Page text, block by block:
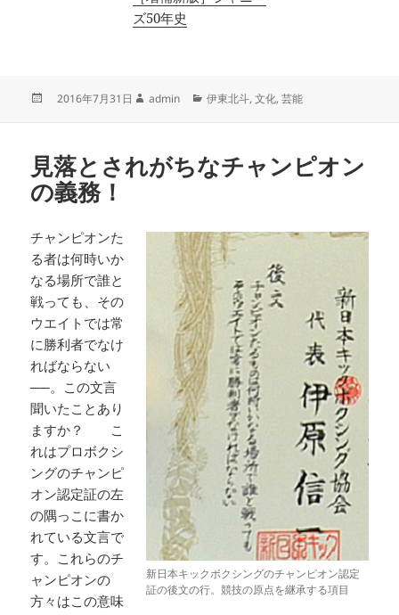
ズ50年史
2016年7月31日
作
admin
カ
ー
伊東北斗,文化,芸能
見落とされがちなチャンピオン
の義務！
新日本キックボクシングのチャンピオン認定
証の後文の行。競技の原点を継承する項目
チャンピオンた
る者は何時いか
なる場所で誰と
戦っても、その
ウエイトでは常
に勝利者でなけ
ればならない
──。この文言
聞いたことあり
ますか？ こ
れはプロボクシ
ングのチャンピ
オン認定証の左
の隅っこに書か
れている文言で
す。これらのチ
ャンピオンの
方々はこの意味